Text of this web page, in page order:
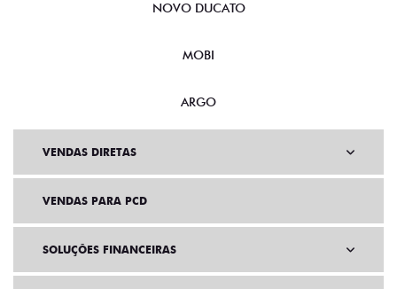
NOVO DUCATO
MOBI
ARGO
VENDAS DIRETAS
VENDAS PARA PCD
SOLUÇÕES FINANCEIRAS